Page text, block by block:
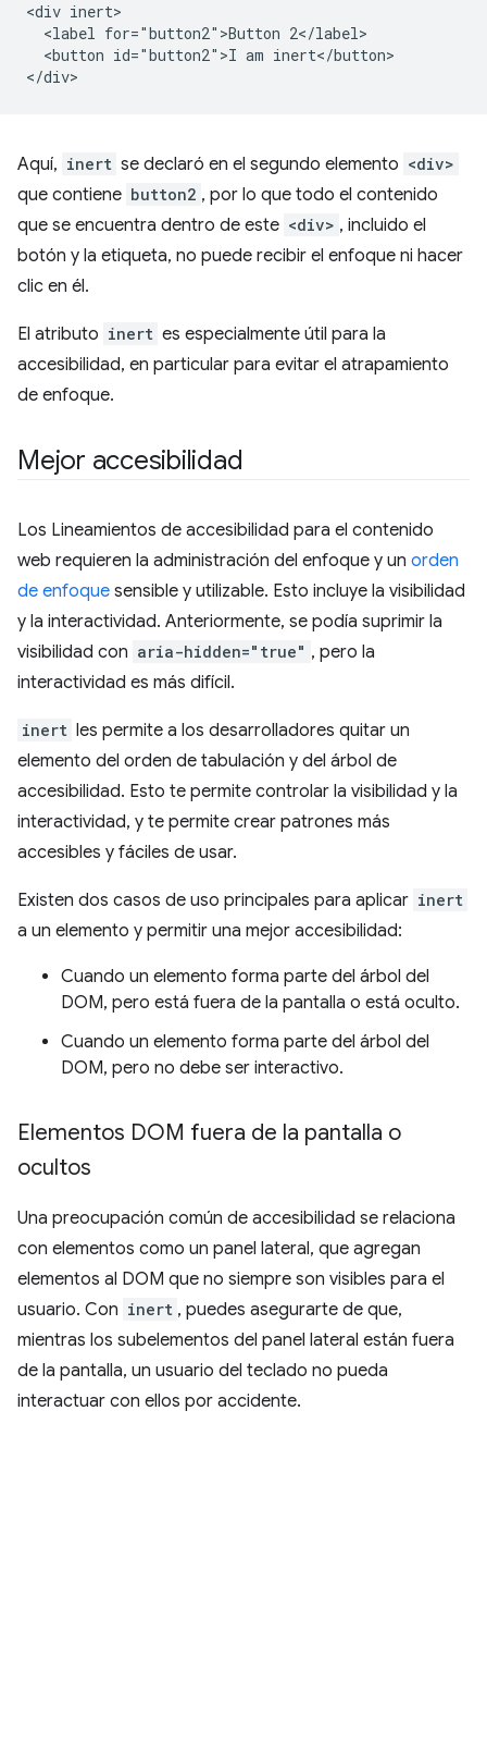
<div inert>
  <label for="button2">Button 2</label>
  <button id="button2">I am inert</button>
Aquí, inert se declaró en el segundo elemento <div>
que contiene button2 , por lo que todo el contenido
que se encuentra dentro de este <div> , incluido el
botón y la etiqueta, no puede recibir el enfoque ni hacer
clic en él.
El atributo inert es especialmente útil para la
accesibilidad, en particular para evitar el atrapamiento
de enfoque.
Mejor accesibilidad
Los Lineamientos de accesibilidad para el contenido
web requieren la administración del enfoque y un orden
de enfoque sensible y utilizable. Esto incluye la visibilidad
y la interactividad. Anteriormente, se podía suprimir la
visibilidad con aria-hidden="true" , pero la
interactividad es más difícil.
inert les permite a los desarrolladores quitar un
elemento del orden de tabulación y del árbol de
accesibilidad. Esto te permite controlar la visibilidad y la
interactividad, y te permite crear patrones más
accesibles y fáciles de usar.
Existen dos casos de uso principales para aplicar inert
a un elemento y permitir una mejor accesibilidad:
Cuando un elemento forma parte del árbol del
DOM, pero está fuera de la pantalla o está oculto.
Cuando un elemento forma parte del árbol del
DOM, pero no debe ser interactivo.
Elementos DOM fuera de la pantalla o
ocultos
Una preocupación común de accesibilidad se relaciona
con elementos como un panel lateral, que agregan
elementos al DOM que no siempre son visibles para el
usuario. Con inert , puedes asegurarte de que,
mientras los subelementos del panel lateral están fuera
de la pantalla, un usuario del teclado no pueda
interactuar con ellos por accidente.